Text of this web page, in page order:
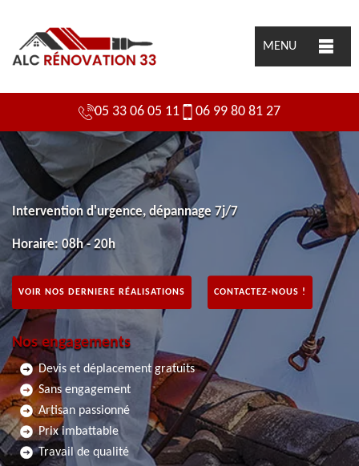
MENU
05 33 06 05 11 06 99 80 81 27
Intervention d'urgence, dépannage 7j/7
Horaire: 08h - 20h
VOIR NOS DERNIERE RÉALISATIONS CONTACTEZ-NOUS !
Nos engagements
Devis et déplacement gratuits
Sans engagement
Artisan passionné
Prix imbattable
Travail de qualité